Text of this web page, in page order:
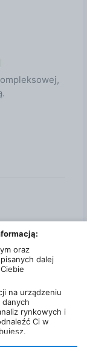
3 miesiące.
60tabl.
oraz
dalej
na urządzeniu
rynkowych i
Ci w